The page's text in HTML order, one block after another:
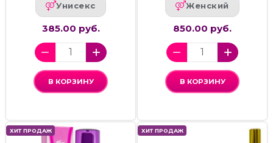
Унисекс
385.00 руб.
В КОРЗИНУ
Женский
850.00 руб.
В КОРЗИНУ
ХИТ ПРОДАЖ ХИТ ПРОДАЖ